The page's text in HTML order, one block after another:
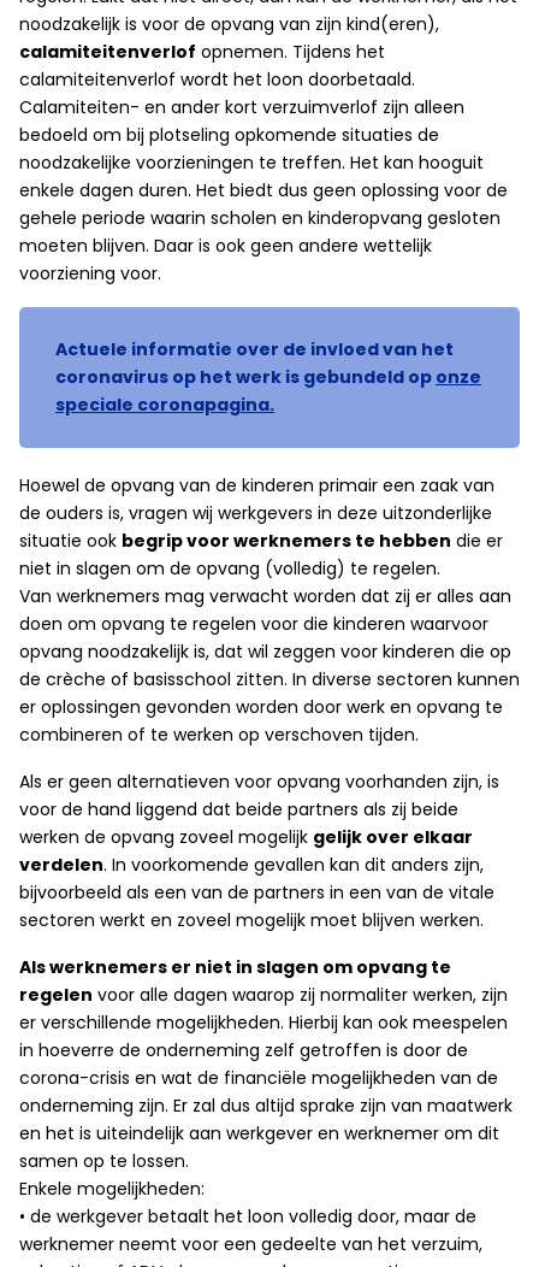
noodzakelijk is voor de opvang van zijn kind(eren),
calamiteitenverlof opnemen. Tijdens het
calamiteitenverlof wordt het loon doorbetaald.
Calamiteiten- en ander kort verzuimverlof zijn alleen
bedoeld om bij plotseling opkomende situaties de
noodzakelijke voorzieningen te treffen. Het kan hooguit
enkele dagen duren. Het biedt dus geen oplossing voor de
gehele periode waarin scholen en kinderopvang gesloten
moeten blijven. Daar is ook geen andere wettelijk
voorziening voor.
Actuele informatie over de invloed van het
coronavirus op het werk is gebundeld op onze
speciale coronapagina.
Hoewel de opvang van de kinderen primair een zaak van
de ouders is, vragen wij werkgevers in deze uitzonderlijke
situatie ook begrip voor werknemers te hebben die er
niet in slagen om de opvang (volledig) te regelen.
Van werknemers mag verwacht worden dat zij er alles aan
doen om opvang te regelen voor die kinderen waarvoor
opvang noodzakelijk is, dat wil zeggen voor kinderen die op
de crèche of basisschool zitten. In diverse sectoren kunnen
er oplossingen gevonden worden door werk en opvang te
combineren of te werken op verschoven tijden.
Als er geen alternatieven voor opvang voorhanden zijn, is
voor de hand liggend dat beide partners als zij beide
werken de opvang zoveel mogelijk gelijk over elkaar
verdelen. In voorkomende gevallen kan dit anders zijn,
bijvoorbeeld als een van de partners in een van de vitale
sectoren werkt en zoveel mogelijk moet blijven werken.
Als werknemers er niet in slagen om opvang te
regelen voor alle dagen waarop zij normaliter werken, zijn
er verschillende mogelijkheden. Hierbij kan ook meespelen
in hoeverre de onderneming zelf getroffen is door de
corona-crisis en wat de financiële mogelijkheden van de
onderneming zijn. Er zal dus altijd sprake zijn van maatwerk
en het is uiteindelijk aan werkgever en werknemer om dit
samen op te lossen.
Enkele mogelijkheden:
• de werkgever betaalt het loon volledig door, maar de
werknemer neemt voor een gedeelte van het verzuim,